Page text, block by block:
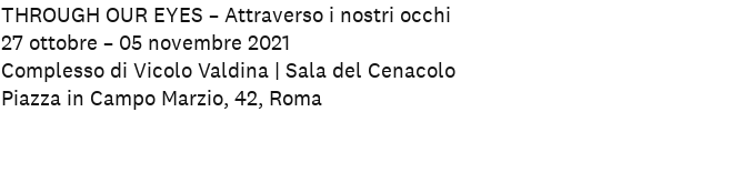
THROUGH OUR EYES – Attraverso i nostri occhi
27 ottobre – 05 novembre 2021
Complesso di Vicolo Valdina | Sala del Cenacolo
Piazza in Campo Marzio, 42, Roma